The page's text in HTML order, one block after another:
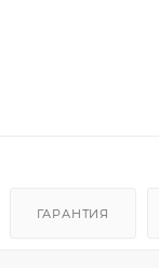
ГАРАНТИЯ